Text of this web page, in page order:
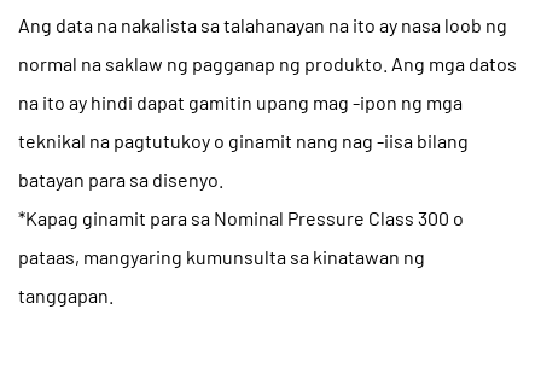
Ang data na nakalista sa talahanayan na ito ay nasa loob ng
normal na saklaw ng pagganap ng produkto. Ang mga datos
na ito ay hindi dapat gamitin upang mag -ipon ng mga
teknikal na pagtutukoy o ginamit nang nag -iisa bilang
batayan para sa disenyo.
*Kapag ginamit para sa Nominal Pressure Class 300 o
pataas, mangyaring kumunsulta sa kinatawan ng
tanggapan.